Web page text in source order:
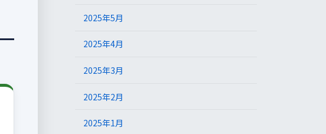
2025年5月
2025年4月
2025年3月
2025年2月
2025年1月